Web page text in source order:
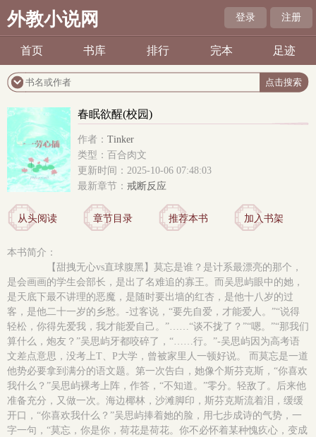
外教小说网 登录 注册
首页 书库 排行 完本 足迹
春眠欲醒(校园)
作者： Tinker
类型：百合肉文
更新时间：2025-10-06 07:48:03
最新章节： 戒断反应
从头阅读 章节目录 推荐本书 加入书架
本书简介：
【甜拽无心vs直球腹黑】莫忘是谁？是计系最漂亮的那个，
是会画画的学生会部长，是出了名难追的寡王。而吴思屿眼中的她，
是天底下最不讲理的恶魔，是随时要出墙的红杏，是他十八岁的过
客，是他二十一岁的乡愁。-过客说，“要先自爱，才能爱人。”“说得
轻松，你得先爱我，我才能爱自己。”……“谈不拢了？”“嗯。”“那我们
算什么，炮友？”吴思屿牙都咬碎了，“……行。”-吴思屿因为高考语
文差点意思，没考上T、P大学，曾被家里人一顿好说。 而莫忘是一道
他势必要拿到满分的语文题。第一次告白，她像个斯芬克斯，“你喜欢
我什么？”吴思屿裸考上阵，作答，“不知道。”零分。轻敌了。后来他
准备充分，又做一次。海边椰林，沙滩脚印，斯芬克斯流着泪，缓缓
开口，“你喜欢我什么？”吴思屿捧着她的脸，用七步成诗的气势，一
字一句，“莫忘，你是你，荷花是荷花。你不必怀着某种愧疚心，变成